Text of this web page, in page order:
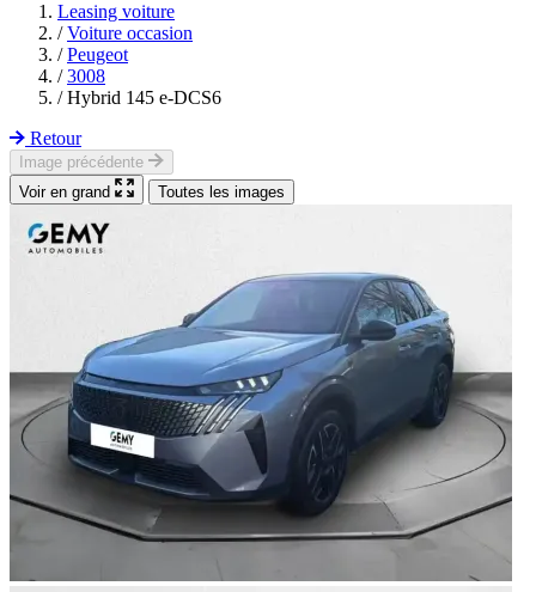
Leasing voiture
/ Voiture occasion
/ Peugeot
/ 3008
/ Hybrid 145 e-DCS6
Retour
Image précédente
Voir en grand
Toutes les images